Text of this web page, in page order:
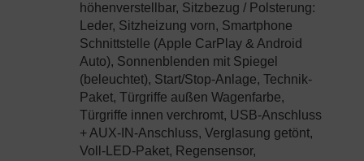
höhenverstellbar, Sitzbezug / Polsterung:
Leder, Sitzheizung vorn, Smartphone
Schnittstelle (Apple CarPlay & Android
Auto), Sonnenblenden mit Spiegel
(beleuchtet), Start/Stop-Anlage, Technik-
Paket, Türgriffe außen Wagenfarbe,
Türgriffe innen verchromt, USB-Anschluss
+ AUX-IN-Anschluss, Verglasung getönt,
Voll-LED-Paket, Regensensor,